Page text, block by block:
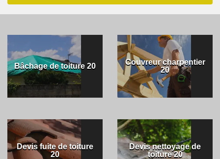
Bâchage de toiture 20
Couvreur charpentier
20
Devis fuite de toiture
20
Devis nettoyage de
toiture 20